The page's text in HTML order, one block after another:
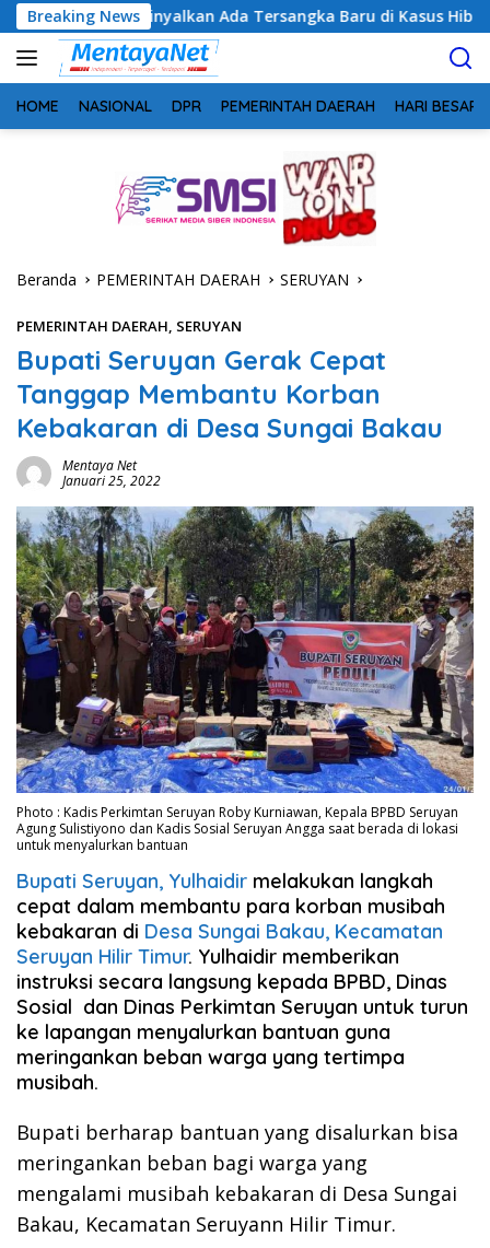
Langsung
ke
konten
Breaking NewsAda Tersangka Baru di Kasus Hibah Rp40 Miliar
HOME NASIONAL DPR PEMERINTAH DAERAH HARI BESAR
Beranda PEMERINTAH DAERAH SERUYAN
PEMERINTAH DAERAH, SERUYAN
Bupati Seruyan Gerak Cepat
Tanggap Membantu Korban
Kebakaran di Desa Sungai Bakau
Mentaya Net
Januari 25, 2022
Photo : Kadis Perkimtan Seruyan Roby Kurniawan, Kepala BPBD Seruyan
Agung Sulistiyono dan Kadis Sosial Seruyan Angga saat berada di lokasi
untuk menyalurkan bantuan
Bupati Seruyan, Yulhaidir melakukan langkah
cepat dalam membantu para korban musibah
kebakaran di Desa Sungai Bakau, Kecamatan
Seruyan Hilir Timur. Yulhaidir memberikan
instruksi secara langsung kepada BPBD, Dinas
Sosial dan Dinas Perkimtan Seruyan untuk turun
ke lapangan menyalurkan bantuan guna
meringankan beban warga yang tertimpa
musibah.
Bupati berharap bantuan yang disalurkan bisa
meringankan beban bagi warga yang
mengalami musibah kebakaran di Desa Sungai
Bakau, Kecamatan Seruyann Hilir Timur.